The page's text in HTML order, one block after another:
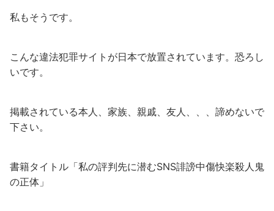
私もそうです。
こんな違法犯罪サイトが日本で放置されています。恐ろし
いです。
掲載されている本人、家族、親戚、友人、、、諦めないで
下さい。
書籍タイトル「私の評判先に潜むSNS誹謗中傷快楽殺人鬼
の正体」